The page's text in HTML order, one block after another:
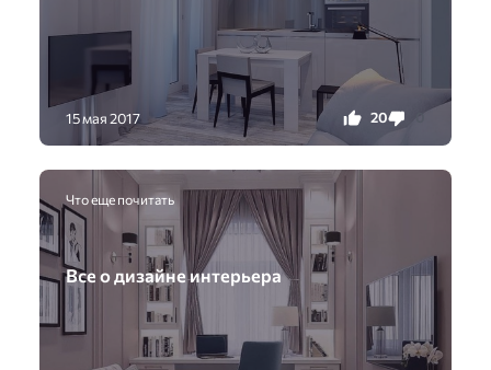
15 мая 2017 20
Что еще почитать
Вcе o дизaйне интepьeрa